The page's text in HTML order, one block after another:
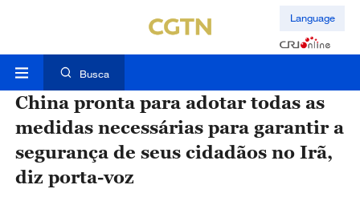
Language
Busca
China pronta para adotar todas as
medidas necessárias para garantir a
segurança de seus cidadãos no Irã,
diz porta-voz